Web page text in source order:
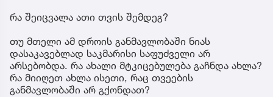
რა შეიცვალა ათი თვის შემდეგ?
თუ მთელი ამ დროის განმავლობაში ნიას
დასაკავებლად საკმარისი საფუძველი არ
არსებობდა. რა ახალი მტკიცებულება გაჩნდა ახლა?
რა მიიღეთ ახლა ისეთი, რაც თვეების
განმავლობაში არ გქონდათ?